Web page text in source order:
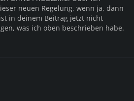
neuen Regelung, wenn ja, dann
in deinem Beitrag jetzt nicht
was ich oben beschrieben habe.